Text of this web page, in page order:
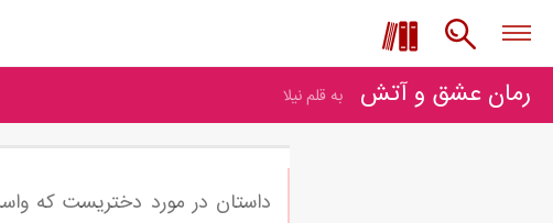
رمان عشق و آتش به قلم نیلا
داستان در مورد دختریست که